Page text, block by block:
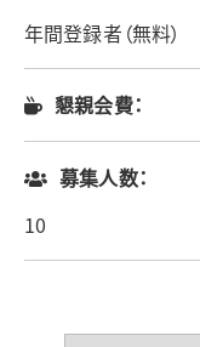
年間登録者（無料）
懇親会費：
募集人数：
10